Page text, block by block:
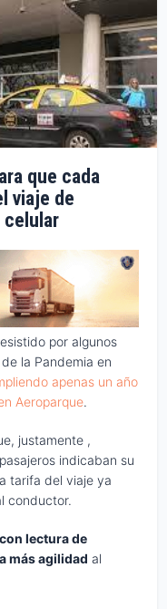
que cada
viaje de
celular
por algunos
la Pandemia en
apenas un año
Aeroparque.
justamente ,
indicaban su
tarifa del viaje ya
conductor.
lectura de
más agilidad al